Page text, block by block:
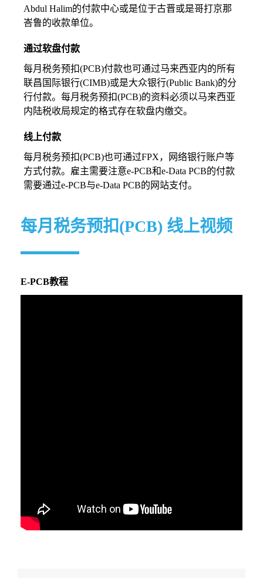
Abdul Halim的付款中心或是位于古晋或是哥打京那
峇鲁的收款单位。
通过软盘付款
每月税务预扣(PCB)付款也可通过马来西亚内的所有
联昌国际银行(CIMB)或是大众银行(Public Bank)的分
行付款。每月税务预扣(PCB)的资料必须以马来西亚
内陆税收局规定的格式存在软盘内缴交。
线上付款
每月税务预扣(PCB)也可通过FPX，网络银行账户等
方式付款。雇主需要注意e-PCB和e-Data PCB的付款
需要通过e-PCB与e-Data PCB的网站支付。
每月税务预扣(PCB) 线上视频
E-PCB教程